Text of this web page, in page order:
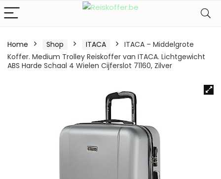
Home Shop ITACA
ITACA – Middelgrote
Koffer. Medium Trolley Reiskoffer van ITACA. Lichtgewicht
ABS Harde Schaal 4 Wielen Cijferslot 71160, Zilver